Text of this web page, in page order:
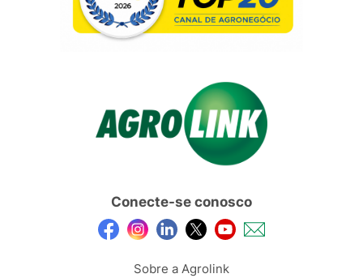
Conecte-se conosco
Sobre a Agrolink